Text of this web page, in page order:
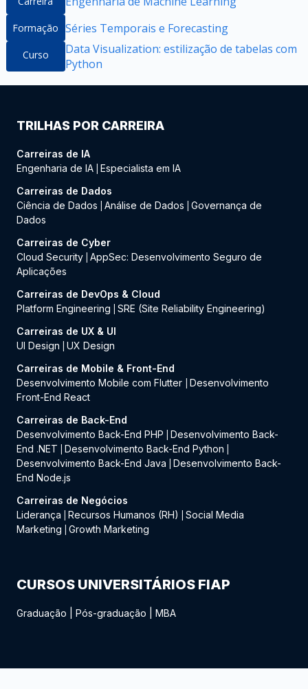
Formação Séries Temporais e Forecasting
Curso
Data Visualization: estilização de tabelas com
Python
TRILHAS POR CARREIRA
Carreiras de IA
Engenharia de IA Especialista em IA
Carreiras de Dados
Ciência de Dados
Análise de Dados
Governança de
Dados
Carreiras de Cyber
Cloud Security AppSec: Desenvolvimento Seguro de
Aplicações
Carreiras de DevOps & Cloud
Platform Engineering
SRE (Site Reliability Engineering)
Carreiras de UX & UI
UI Design
UX Design
Carreiras de Mobile & Front-End
Desenvolvimento Mobile com Flutter
Desenvolvimento
Front-End React
Carreiras de Back-End
Desenvolvimento Back-End PHP
Desenvolvimento Back-
End .NET
Desenvolvimento Back-End Python
Desenvolvimento Back-End Java
Desenvolvimento Back-
End Node.js
Carreiras de Negócios
Liderança
Recursos Humanos (RH)
Social Media
Marketing
Growth Marketing
CURSOS UNIVERSITÁRIOS FIAP
Graduação Pós-graduação MBA